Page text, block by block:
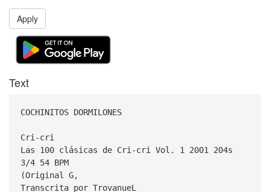
Apply
Text
COCHINITOS DORMILONES
Cri-cri
Las 100 clásicas de Cri-cri Vol. 1 2001 204s
3/4 54 BPM
(Original G,
Transcrita por TrovanueL